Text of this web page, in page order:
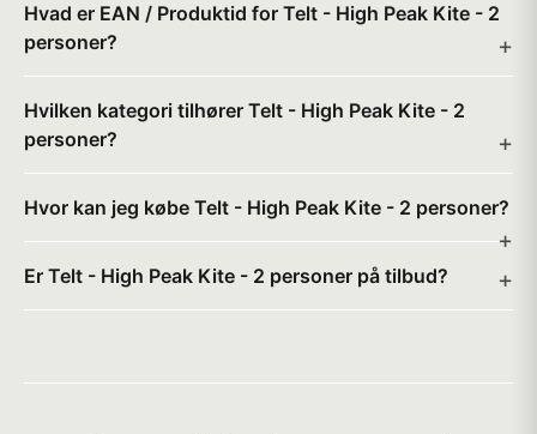
Hvad er EAN / Produktid for Telt - High Peak Kite - 2
personer?
Hvilken kategori tilhører Telt - High Peak Kite - 2
personer?
Hvor kan jeg købe Telt - High Peak Kite - 2 personer?
Er Telt - High Peak Kite - 2 personer på tilbud?